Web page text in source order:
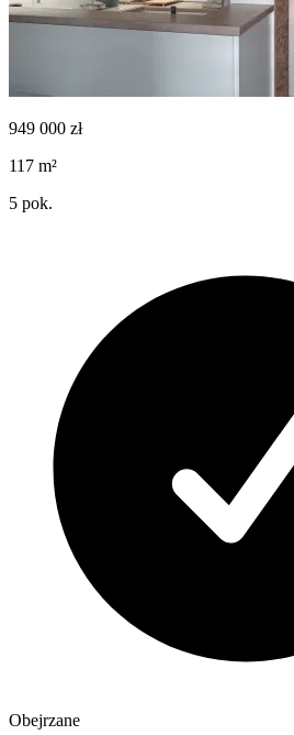
949 000 zł
117 m²
5 pok.
Obejrzane